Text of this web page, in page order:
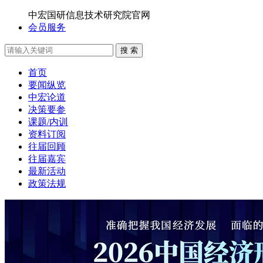
中宏国研信息技术研究院官网
会员服务
搜 索
首页
要闻纵览
中宏论道
决策要参
课题/内训
资料订阅
往届回顾
往届嘉宾
最新活动
政策法规